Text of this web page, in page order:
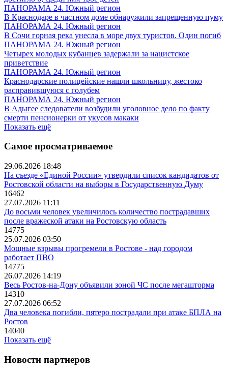
ПАНОРАМА 24. Южный регион
В Краснодаре в частном доме обнаружили запрещенную пуму
ПАНОРАМА 24. Южный регион
В Сочи горная река унесла в море двух туристов. Один погиб
ПАНОРАМА 24. Южный регион
Четырех молодых кубанцев задержали за нацистское
приветствие
ПАНОРАМА 24. Южный регион
Краснодарские полицейские нашли школьницу, жестоко
расправившуюся с голубем
ПАНОРАМА 24. Южный регион
В Адыгее следователи возбудили уголовное дело по факту
смерти пенсионерки от укусов макаки
Показать ещё
Самое просматриваемое
29.06.2026 18:48
На съезде «Единой России» утвердили список кандидатов от
Ростовской области на выборы в Государственную Думу
16462
27.07.2026 11:11
До восьми человек увеличилось количество пострадавших
после вражеской атаки на Ростовскую область
14775
25.07.2026 03:50
Мощные взрывы прогремели в Ростове - над городом
работает ПВО
14775
26.07.2026 14:19
Весь Ростов-на-Дону объявили зоной ЧС после мегашторма
14310
27.07.2026 06:52
Два человека погибли, пятеро пострадали при атаке БПЛА на
Ростов
14040
Показать ещё
Новости партнеров